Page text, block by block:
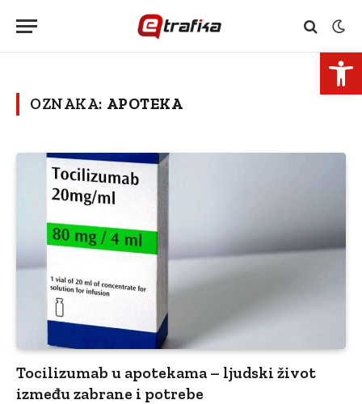
OZNAKA: APOTEKA
Tocilizumab u apotekama – ljudski život
između zabrane i potrebe